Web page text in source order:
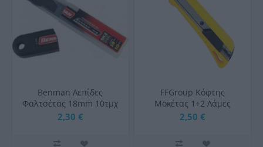
Benman Λεπίδες
Φαλτσέτας 18mm 10τμχ
2,30 €
FFGroup Κόφτης
Μοκέτας 1+2 Λάμες
2,50 €